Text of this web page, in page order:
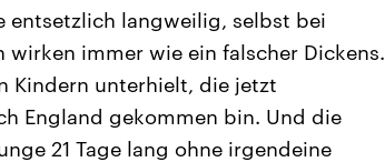
entsetzlich langweilig, selbst bei
immer wie ein falscher Dickens.
Kindern unterhielt, die jetzt
England gekommen bin. Und die
21 Tage lang ohne irgendeine